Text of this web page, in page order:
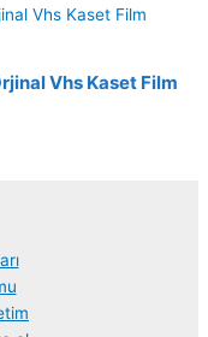
Vhs Kaset Film